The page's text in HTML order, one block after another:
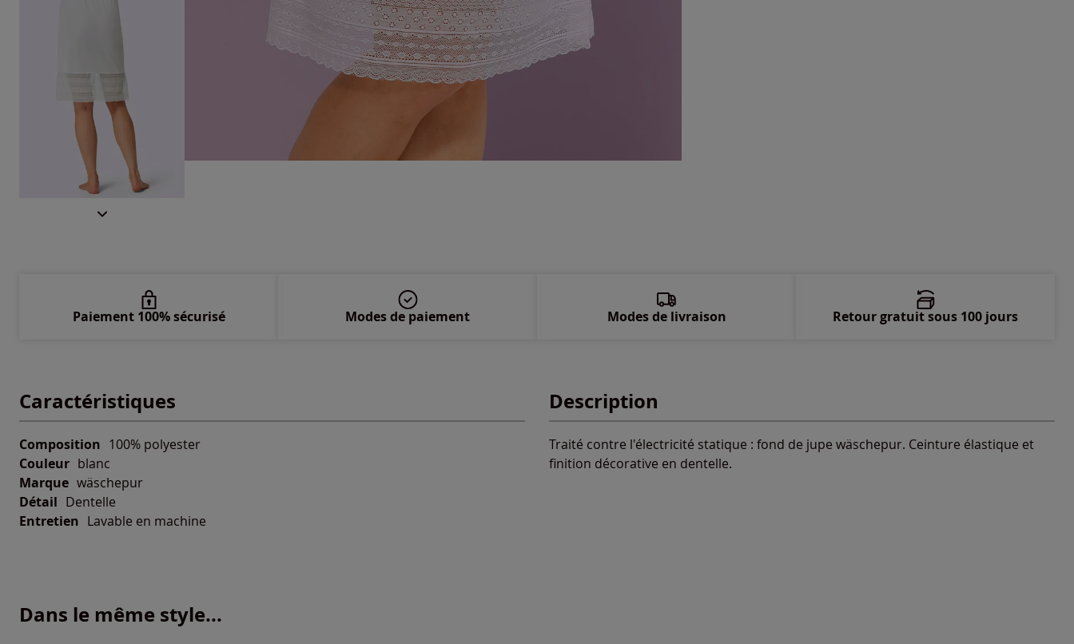
Caractéristiques
Composition 100% polyester
Couleur blanc
Marque wäschepur
Détail Dentelle
Entretien Lavable en machine
Description
Traité contre l'électricité statique : fond de jupe wäschepur. Ceinture élastique et
finition décorative en dentelle.
Paiement 100% sécurisé Modes de paiement Modes de livraison Retour gratuit sous 100 jours
Dans le même style...